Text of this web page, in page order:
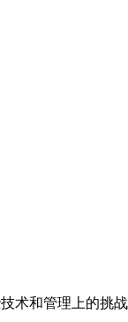
术和管理上的挑